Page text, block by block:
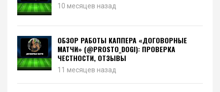
10 месяцев назад
ОБЗОР РАБОТЫ КАППЕРА «ДОГОВОРНЫЕ
МАТЧИ» (@PROSTO_DOGI): ПРОВЕРКА
ЧЕСТНОСТИ, ОТЗЫВЫ
11 месяцев назад